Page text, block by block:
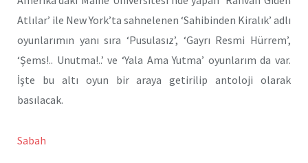
Atlılar’ ile New York’ta sahnelenen ‘Sahibinden Kiralık’ adlı
oyunlarımın yanı sıra ‘Pusulasız’, ‘Gayrı Resmi Hürrem’,
‘Şems!.. Unutma!..’ ve ‘Yala Ama Yutma’ oyunlarım da var.
İşte bu altı oyun bir araya getirilip antoloji olarak
basılacak.
Sabah